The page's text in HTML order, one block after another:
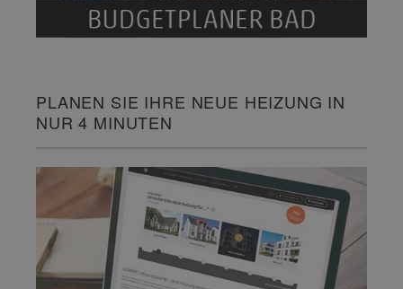
PLANEN SIE IHRE NEUE HEIZUNG IN
NUR 4 MINUTEN